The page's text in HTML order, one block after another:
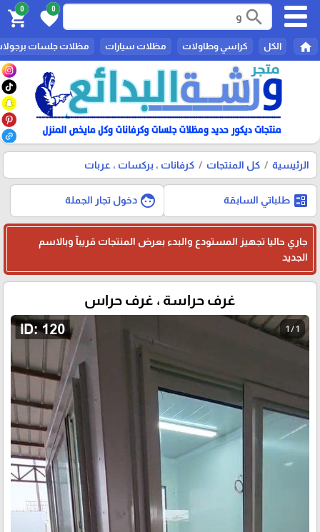
search
0
favorite
0
shopping_cart
home الكل كراسي وطاولات مظلات سيارات مظلات جلسات
الرئيسية كل المنتجات كرفانات ، بركسات ، عربات
ballot طلباتي السابقة face دخول تجار الجملة
جاري حاليا تجهيز المستودع والبدء بعرض المنتجات قريبآ وبالاسم
الجديد
غرف حراسة ، غرف حراس
1 / 1